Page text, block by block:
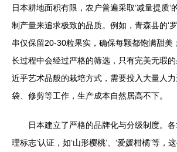
日本耕地面积有限，农户普遍采取‘减量提质’
制产量来追求极致的品质。例如，青森县的‘
串仅保留20-30粒果实，确保每颗都饱满甜美
长过程中会经过严格的筛选，只有完美无瑕
近乎艺术品般的栽培方式，需要投入大量人
袋、修剪等工作，生产成本自然居高不下。
日本建立了严格的品牌化与分级制度。
理标志’认证，如‘山形樱桃’、‘爱媛柑橘’等，